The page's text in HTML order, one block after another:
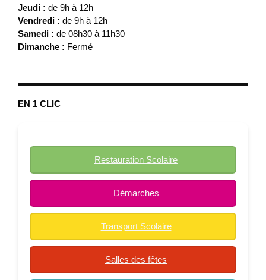
Jeudi : de 9h à 12h
Vendredi : de 9h à 12h
Samedi : de 08h30 à 11h30
Dimanche : Fermé
EN 1 CLIC
Restauration Scolaire
Démarches
Transport Scolaire
Salles des fêtes